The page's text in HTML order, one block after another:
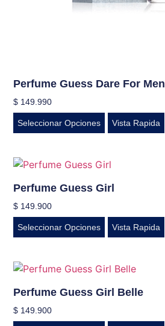
Perfume Guess Dare For Men
$ 149.990
Seleccionar Opciones Vista Rapida
Perfume Guess Girl
$ 149.900
Seleccionar Opciones Vista Rapida
Perfume Guess Girl Belle
$ 149.900